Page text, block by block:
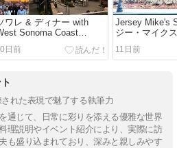
ワレ & ディナー with
Sonoma Coast
Vintners The Lodge at
Bay
日前
Jersey Mike's
ジー・マイク
ッチ メンドシ
11日前
れた表現で魅了する執筆力
通じて、日常に彩りを添える優雅な世界
理説明やイベント紹介により、実際に訪
も盛り込まれており、深みと親しみやす